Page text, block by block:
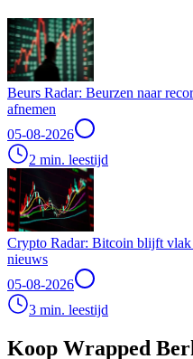
Beurs Radar: Beurzen naar
afnemen
05-08-2026
2 min. leestijd
Crypto Radar: Bitcoin blijft vlak
nieuws
05-08-2026
3 min. leestijd
Koop Wrapped